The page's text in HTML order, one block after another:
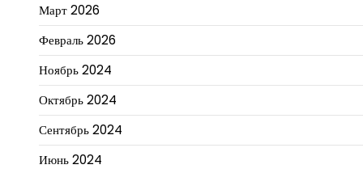
Март 2026
Февраль 2026
Ноябрь 2024
Октябрь 2024
Сентябрь 2024
Июнь 2024